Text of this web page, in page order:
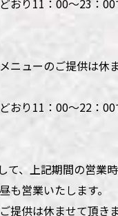
おり11：00～23：00
ニューのご提供は休
おり11：00～22：00
て、上記期間の営業
も営業いたします。
提供は休ませて頂きま